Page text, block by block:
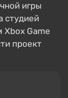
игры
студией
Xbox Game
проект